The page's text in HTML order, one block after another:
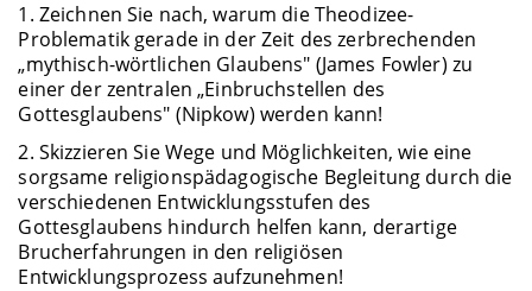
1. Zeichnen Sie nach, warum die Theodizee-
Problematik gerade in der Zeit des zerbrechenden
„mythisch-wörtlichen Glaubens" (James Fowler) zu
einer der zentralen „Einbruchstellen des
Gottesglaubens" (Nipkow) werden kann!
2. Skizzieren Sie Wege und Möglichkeiten, wie eine
sorgsame religionspädagogische Begleitung durch die
verschiedenen Entwicklungsstufen des
Gottesglaubens hindurch helfen kann, derartige
Brucherfahrungen in den religiösen
Entwicklungsprozess aufzunehmen!